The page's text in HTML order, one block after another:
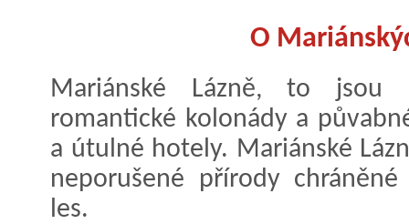
O
Mariánské Lázně, to jsou
romantické kolonády a
a útulné hotely. Mariánské
neporušené přírody
les.